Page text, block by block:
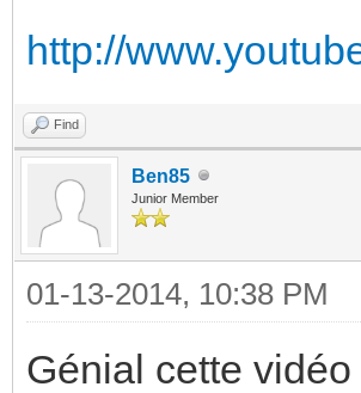
http://
Find
Ben85
Junior Member
01-13-2014, 10:38 PM
Génial cette